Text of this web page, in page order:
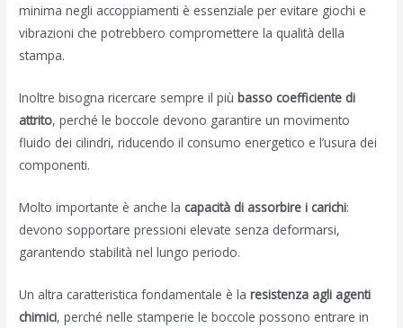
minima negli accoppiamenti è essenziale per evitare giochi e
vibrazioni che potrebbero compromettere la qualità della
stampa.
Inoltre bisogna ricercare sempre il piùbasso coefficiente di
attrito, perché le boccole devono garantire un movimento
fluido dei cilindri, riducendo il consumo energetico e l’usura dei
componenti.
Molto importante è anche lacapacità di assorbire i carichi:
devono sopportare pressioni elevate senza deformarsi,
garantendo stabilità nel lungo periodo.
Un altra caratteristica fondamentale è laresistenza agli agenti
chimici, perché nelle stamperie le boccole possono entrare in